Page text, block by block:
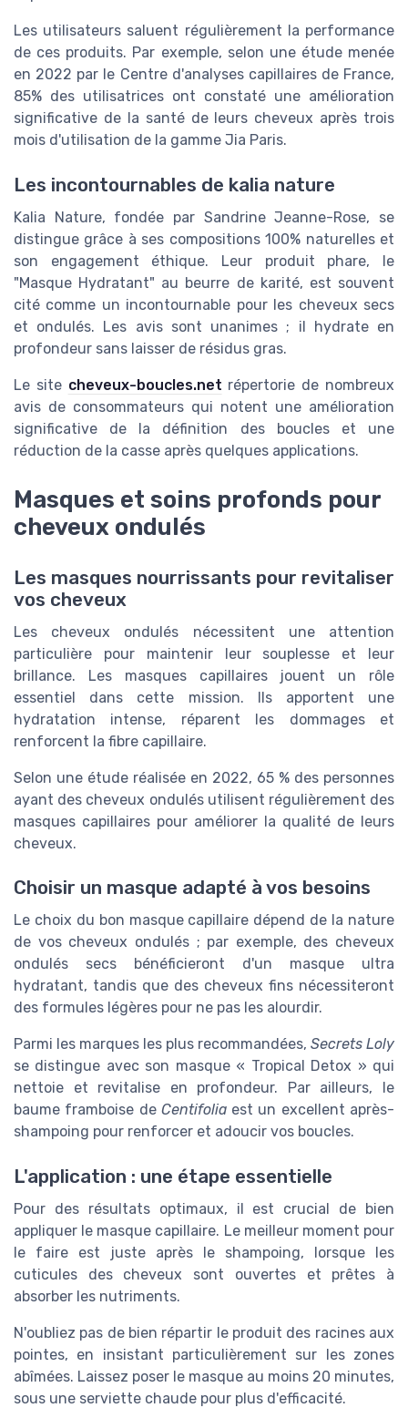
Les utilisateurs saluent régulièrement la performance
de ces produits. Par exemple, selon une étude menée
en 2022 par le Centre d'analyses capillaires de France,
85% des utilisatrices ont constaté une amélioration
significative de la santé de leurs cheveux après trois
mois d'utilisation de la gamme Jia Paris.
Les incontournables de kalia nature
Kalia Nature, fondée par Sandrine Jeanne-Rose, se
distingue grâce à ses compositions 100% naturelles et
son engagement éthique. Leur produit phare, le
"Masque Hydratant" au beurre de karité, est souvent
cité comme un incontournable pour les cheveux secs
et ondulés. Les avis sont unanimes ; il hydrate en
profondeur sans laisser de résidus gras.
Le site cheveux-boucles.net répertorie de nombreux
avis de consommateurs qui notent une amélioration
significative de la définition des boucles et une
réduction de la casse après quelques applications.
Masques et soins profonds pour
cheveux ondulés
Les masques nourrissants pour revitaliser
vos cheveux
Les cheveux ondulés nécessitent une attention
particulière pour maintenir leur souplesse et leur
brillance. Les masques capillaires jouent un rôle
essentiel dans cette mission. Ils apportent une
hydratation intense, réparent les dommages et
renforcent la fibre capillaire.
Selon une étude réalisée en 2022, 65 % des personnes
ayant des cheveux ondulés utilisent régulièrement des
masques capillaires pour améliorer la qualité de leurs
cheveux.
Choisir un masque adapté à vos besoins
Le choix du bon masque capillaire dépend de la nature
de vos cheveux ondulés ; par exemple, des cheveux
ondulés secs bénéficieront d'un masque ultra
hydratant, tandis que des cheveux fins nécessiteront
des formules légères pour ne pas les alourdir.
Parmi les marques les plus recommandées, Secrets Loly
se distingue avec son masque « Tropical Detox » qui
nettoie et revitalise en profondeur. Par ailleurs, le
baume framboise de Centifoliaest un excellent après-
shampoing pour renforcer et adoucir vos boucles.
L'application : une étape essentielle
Pour des résultats optimaux, il est crucial de bien
appliquer le masque capillaire. Le meilleur moment pour
le faire est juste après le shampoing, lorsque les
cuticules des cheveux sont ouvertes et prêtes à
absorber les nutriments.
N'oubliez pas de bien répartir le produit des racines aux
pointes, en insistant particulièrement sur les zones
abîmées. Laissez poser le masque au moins 20 minutes,
sous une serviette chaude pour plus d'efficacité.